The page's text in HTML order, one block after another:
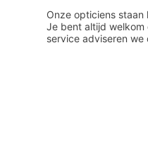
Onze opticiens
Je bent altijd welkom
service adviseren we